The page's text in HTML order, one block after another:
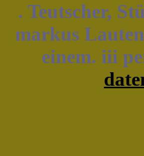
. Teutscher,
markus
einem. iii